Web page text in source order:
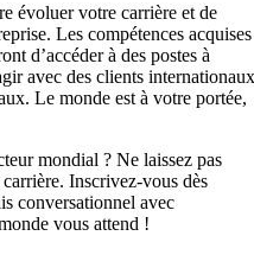
évoluer votre carrière et de
Les compétences acquises
d’accéder à des postes à
avec des clients internationaux
Le monde est à votre portée,
mondial ? Ne laissez pas
Inscrivez-vous dès
conversationnel avec
vous attend !